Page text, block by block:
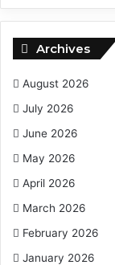
Archives
August 2026
July 2026
June 2026
May 2026
April 2026
March 2026
February 2026
January 2026